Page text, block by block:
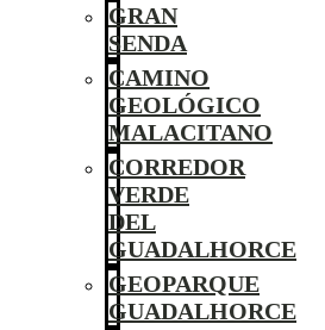
GRAN
SENDA
CAMINO
GEOLÓGICO
MALACITANO
CORREDOR
VERDE
DEL
GUADALHORCE
GEOPARQUE
GUADALHORCE